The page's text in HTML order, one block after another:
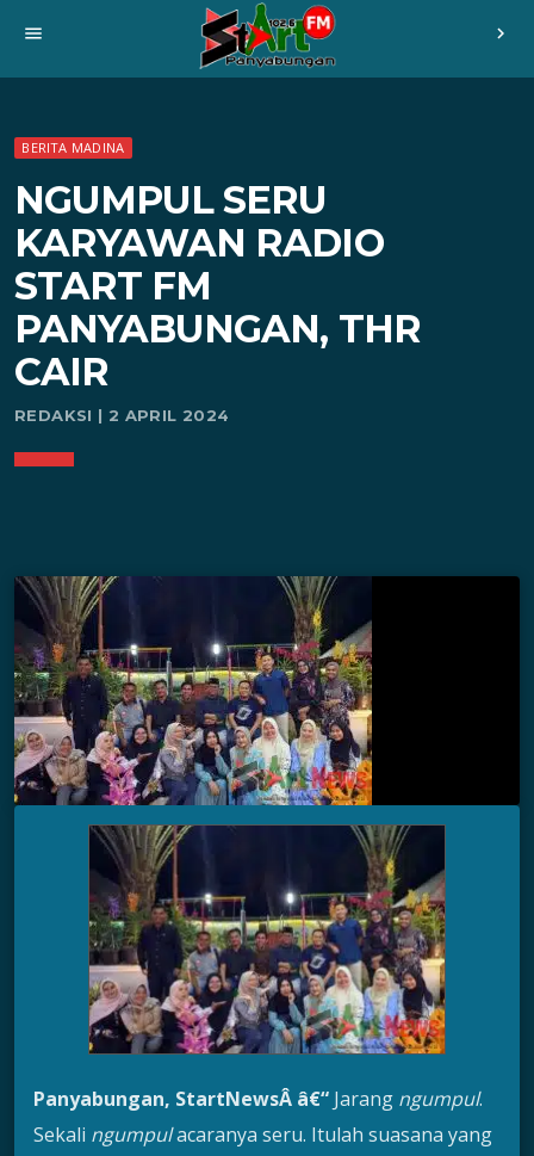
menu chevron_right
BERITA MADINA
NGUMPUL SERU
KARYAWAN RADIO
START FM
PANYABUNGAN, THR
CAIR
REDAKSI | 2 APRIL 2024
Panyabungan, StartNewsÂ â€“ Jarang ngumpul.
Sekali ngumpulacaranya seru. Itulah suasana yang